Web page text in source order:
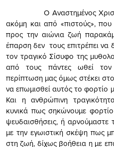
Ο Αναστημένος Χριστός
ακόμη και από «πιστούς»,
προς την αιώνια ζωή
έπαρση δεν τους επιτρέπει να
τον τραγικό Σίσυφο της
από τους πάντες ωθεί
περίπτωση μας όμως στέκει
να επωμισθεί αυτός το φορτίο
Και η ανθρώπινη
κυνικά πως σηκώνουμε
ψευδαισθήσεις, ή αρνούμαστε
με την εγωιστική σκέψη πως
στη ζωή, δίχως βοήθεια η με